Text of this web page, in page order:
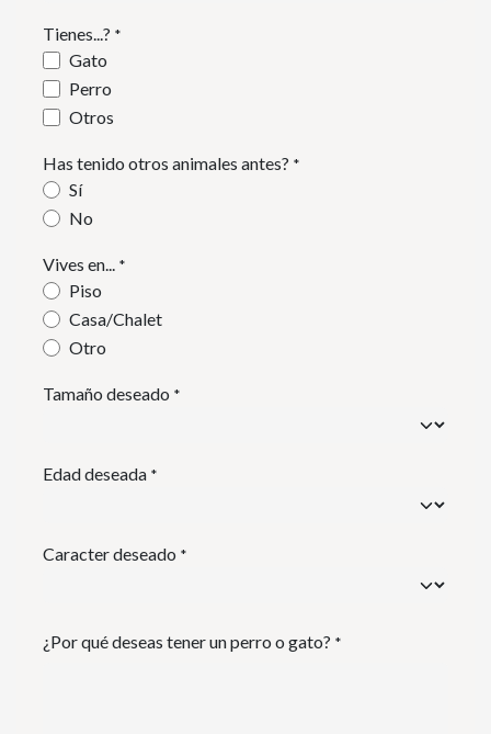
Tienes...? *
Gato
Perro
Otros
Has tenido otros animales antes? *
Sí
No
Vives en... *
Piso
Casa/Chalet
Otro
Tamaño deseado *
Edad deseada *
Caracter deseado *
¿Por qué deseas tener un perro o gato? *